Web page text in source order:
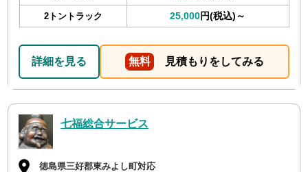
2トントラック 25,000円(税込)～
詳細を見る 無料 見積もりをしてみる
七福総合サービス
徳島県三好郡東みよし町対応